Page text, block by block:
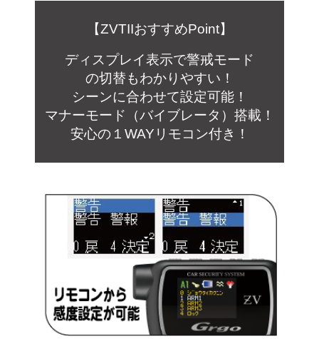
【ZVTIIおすすめPoint】
ディスプレイ表示で警戒モード
の切替もわかりやすい ！
シーンに合わせて設定可能！
マナーモード（バイブレータ） 搭載！
安心の１WAYリモコ ン付き！